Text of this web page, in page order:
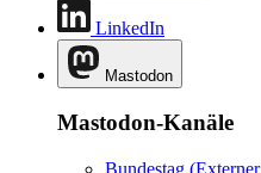
LinkedIn
Mastodon
Mastodon-Kanäle
Bundestag